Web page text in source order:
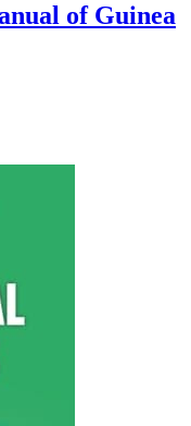
of Guinea